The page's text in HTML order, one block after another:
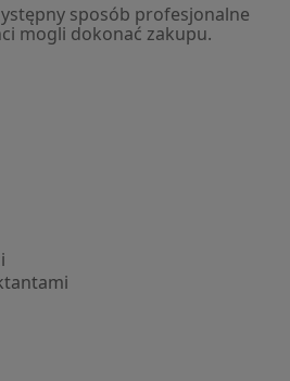
sposób profesjonalne
mogli dokonać zakupu.